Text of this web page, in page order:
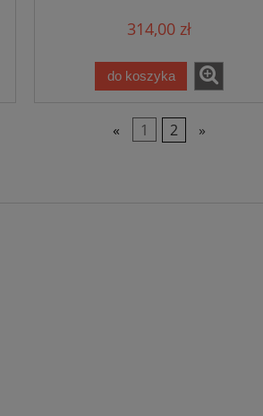
314,00 zł
do koszyka
« 1 2 »